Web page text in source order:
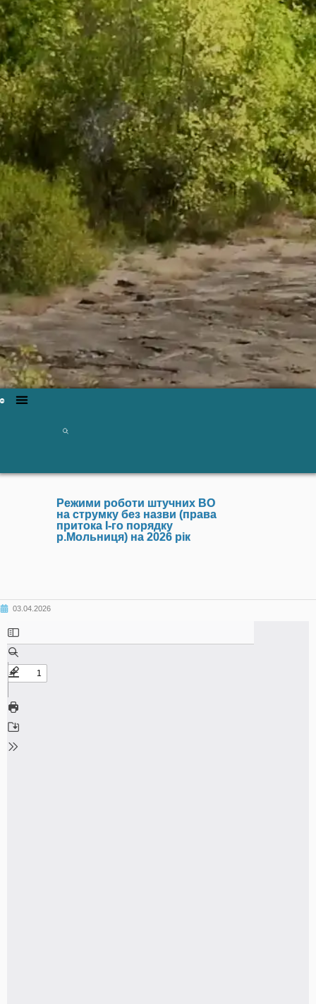
Режими роботи штучних ВО
на струмку без назви (права
притока І-го порядку
р.Мольниця) на 2026 рік
03.04.2026